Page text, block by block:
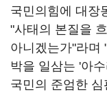
국민의힘에 대장
"사태의 본질을
아니겠는가"라며
박을 일삼는 '아
국민의 준엄한